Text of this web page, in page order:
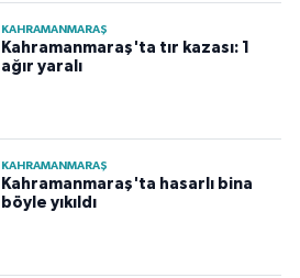
KAHRAMANMARAŞ
Kahramanmaraş'ta tır kazası: 1
ağır yaralı
KAHRAMANMARAŞ
Kahramanmaraş'ta hasarlı bina
böyle yıkıldı